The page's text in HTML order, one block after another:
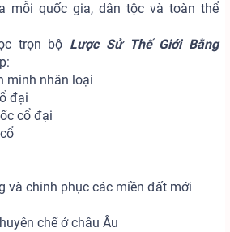
mỗi quốc gia, dân tộc và toàn thể
trọn bộ Lược Sử Thế Giới Bằng
minh nhân loại
đại
cổ đại
và chinh phục các miền đất mới
chế ở châu Âu